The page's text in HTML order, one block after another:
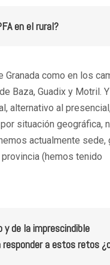
en el rural?
como en los
Baza, Guadix y Motril.
alternativo al
situación geográfica,
actualmente sede,
provincia (hemos tenido
de la imprescindible
responder a estos retos